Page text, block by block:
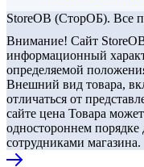
StoreOB (CторОБ). Все
Внимание! Сайт
информационный
определяемой
Внешний вид товара,
отличаться от
сайте цена Товара
одностороннем порядке
сотрудниками магазина.